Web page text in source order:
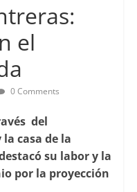
el
0 Comments
del
casa de la
su labor y la
por la proyección